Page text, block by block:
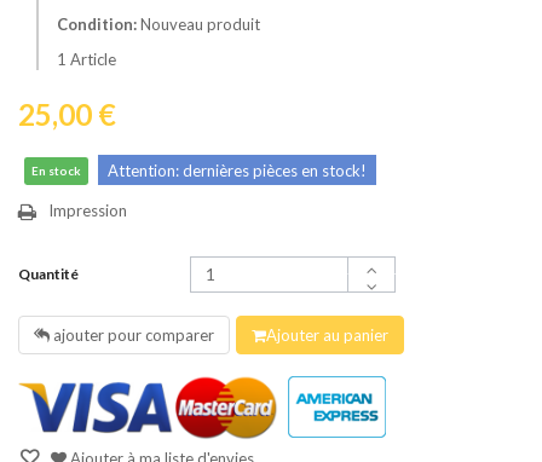
Condition:Nouveau produit
1 Article
25,00 €
En stock Attention: dernières pièces en stock!
Impression
Quantité
ajouter pour comparer Ajouter au panier